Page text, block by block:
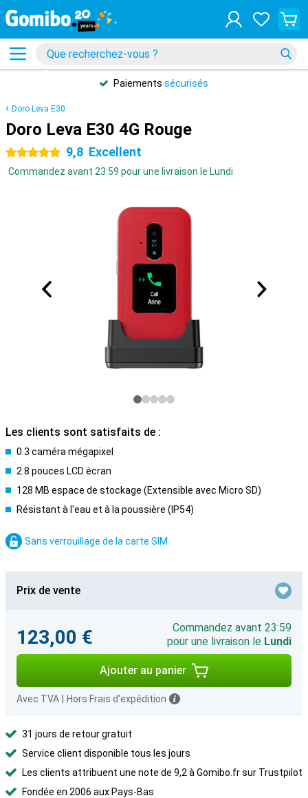
Paiements sécurisés
Doro Leva E30
Doro Leva E30 4G Rouge
5 étoiles 9,8 Excellent
Commandez avant 23:59 pour une livraison le Lundi
Les clients sont satisfaits de :
0.3 caméra mégapixel
2.8 pouces LCD écran
128 MB espace de stockage (Extensible avec Micro SD)
Résistant à l'eau et à la poussière (IP54)
Sans verrouillage de la carte SIM
Prix de vente
123,00 €
Commandez avant 23:59
pour une livraison le Lundi
Ajouter au panier
Avec TVA Hors Frais d'expédition
31 jours de retour gratuit
Service client disponible tous les jours
Les clients attribuent une note de 9,2 à Gomibo.fr sur Trustpilot
Fondée en 2006 aux Pays-Bas